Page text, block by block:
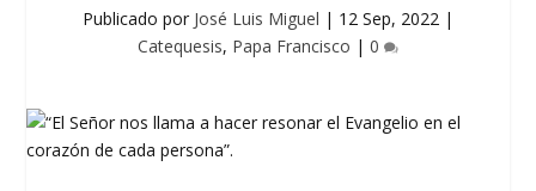
Publicado por José Luis Miguel | 12 Sep, 2022 |
Catequesis, Papa Francisco | 0